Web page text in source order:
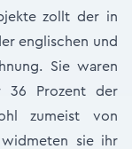
zollt der in
englischen und
Sie waren
36 Prozent der
zumeist von
widmeten sie ihr